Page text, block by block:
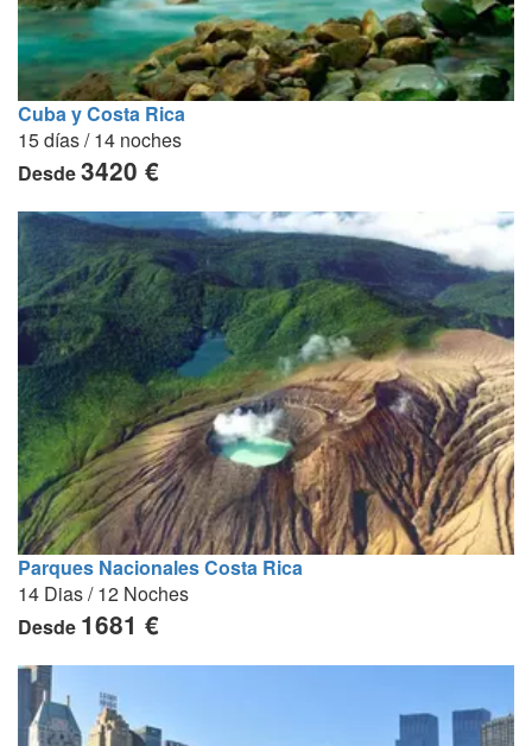
Cuba y Costa Rica
15 días / 14 noches
Desde3420 €
Parques Nacionales Costa Rica
14 Dias / 12 Noches
Desde 1681 €